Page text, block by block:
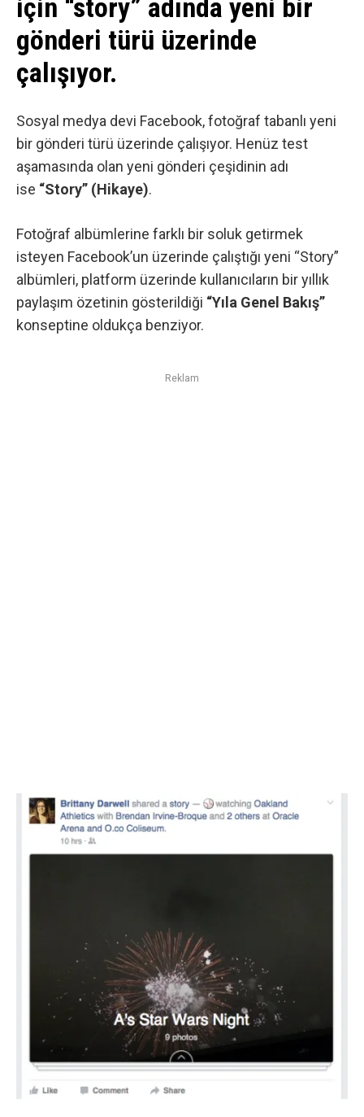
için “story” adında yeni bir
gönderi türü üzerinde
çalışıyor.
Sosyal medya devi Facebook, fotoğraf tabanlı yeni
bir gönderi türü üzerinde çalışıyor. Henüz test
aşamasında olan yeni gönderi çeşidinin adı
ise “Story” (Hikaye).
Fotoğraf albümlerine farklı bir soluk getirmek
isteyen Facebook’un üzerinde çalıştığı yeni “Story”
albümleri, platform üzerinde kullanıcıların bir yıllık
paylaşım özetinin gösterildiği “Yıla Genel Bakış”
konseptine oldukça benziyor.
Reklam